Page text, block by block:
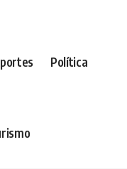
Política